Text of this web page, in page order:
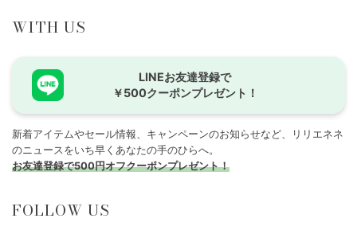
WITH US
LINEお友達登録で
￥500クーポンプレゼント！
新着アイテムやセール情報、キャンペーンのお知らせなど、リリエネネ
のニュースをいち早くあなたの手のひらへ。
お友達登録で500円オフクーポンプレゼント！
FOLLOW US